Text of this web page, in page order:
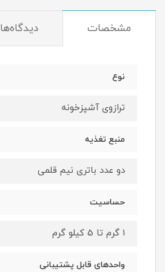
مشخصات دیدگاه‌ها
نوع
ترازوی آشپزخونه
منبع تغذیه
دو عدد باتری نیم قلمی
حساسیت
1 گرم تا 5 کیلو گرم
واحدهای قابل پشتیبانی